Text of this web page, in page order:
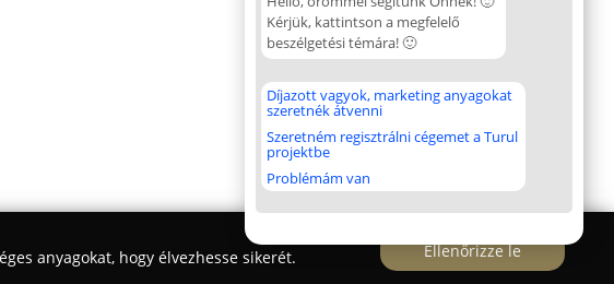
Kérjük, kattintson a megfelelő
beszélgetési témára! 🙂
Díjazott vagyok, marketing anyagokat
szeretnék átvenni
Szeretném regisztrálni cégemet a Turul
projektbe
Problémám van
anyagokat, hogy élvezhesse sikerét.
Ellenőrizze le